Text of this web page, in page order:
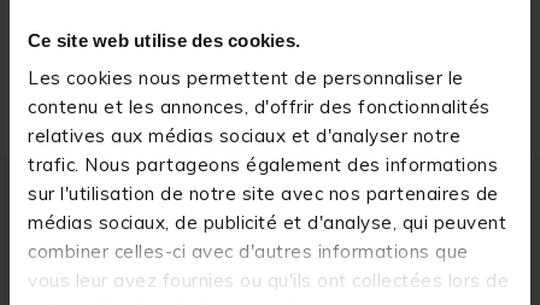
Ce site web utilise des cookies.
Les cookies nous permettent de personnaliser le
contenu et les annonces, d'offrir des fonctionnalités
relatives aux médias sociaux et d'analyser notre
trafic. Nous partageons également des informations
sur l'utilisation de notre site avec nos partenaires de
médias sociaux, de publicité et d'analyse, qui peuvent
combiner celles-ci avec d'autres informations que
vous leur avez fournies ou qu'ils ont collectées lors de
Livraison gratuite en point relais et magasin
Retour gratuit, 1 mois pour changer d’avis
Spécifications
Description & détails